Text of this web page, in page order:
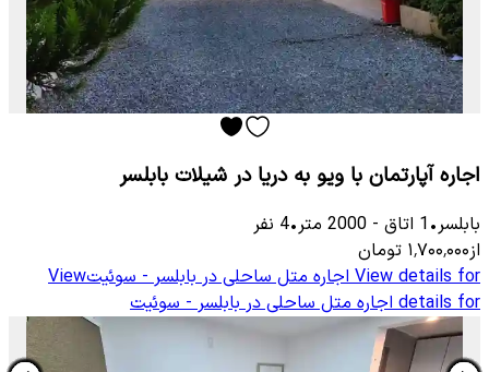
اجاره آپارتمان با ویو به دریا در شیلات بابلسر
بابلسر•
1 اتاق -
2000 متر•
4 نفر
از۱٬۷۰۰٬۰۰۰ تومان
View details for اجاره متل ساحلی در بابلسر - سوئیتView
details for اجاره متل ساحلی در بابلسر - سوئیت